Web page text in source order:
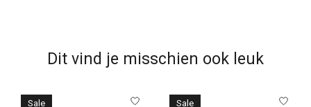
Dit vind je misschien ook leuk
Items van productcarrousel
Sale Sale